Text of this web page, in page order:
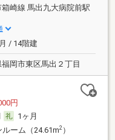
崎線 馬出九大病院前駅
/ 14階建
岡市東区馬出２丁目
円
1ヶ月
ーム（24.61m2）